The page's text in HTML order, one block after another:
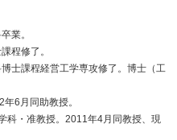
業。
程修了。
士課程経営工学専攻修了。博士（工
6月同助教授。
科・准教授。2011年4月同教授、現